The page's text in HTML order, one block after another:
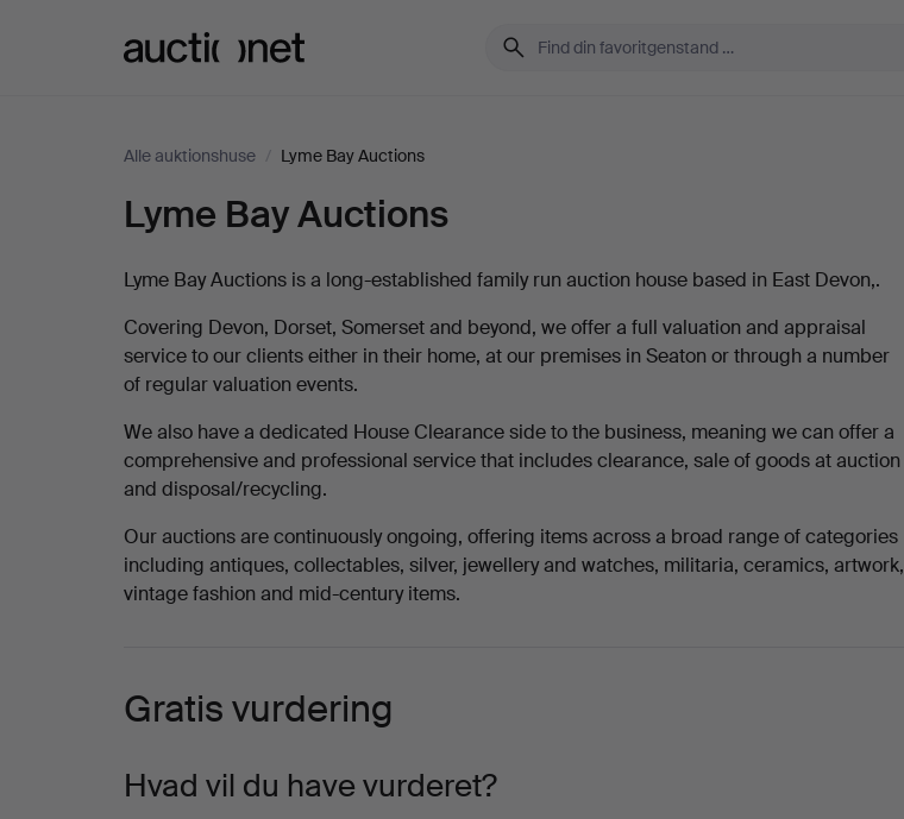
Alle auktionshuse / Lyme Bay Auctions
Lyme
Bay
Auctions
Beskrivelse
Lyme Bay Auctions
Lyme Bay Auctions is a long-established family run auction house based in East Devon,.
Covering Devon, Dorset, Somerset and beyond, we offer a full valuation and appraisal
service to our clients either in their home, at our premises in Seaton or through a number
of regular valuation events.
We also have a dedicated House Clearance side to the business, meaning we can offer a
comprehensive and professional service that includes clearance, sale of goods at auction
and disposal/recycling.
Our auctions are continuously ongoing, offering items across a broad range of categories
including antiques, collectables, silver, jewellery and watches, militaria, ceramics, artwork,
vintage fashion and mid-century items.
Gratis vurdering
Hvad vil du have vurderet?